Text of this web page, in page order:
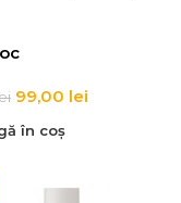
Mist
99,00 lei
în coș